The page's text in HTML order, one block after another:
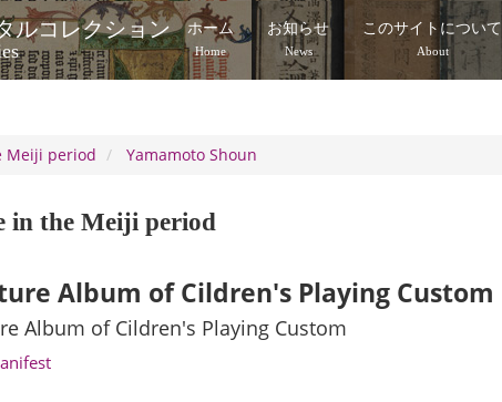
ルコレクション ホーム
Home
お知らせ
News
このサイトについて
About
Meiji period Yamamoto Shoun
in the Meiji period
Album of Cildren's Playing Custom
Album of Cildren's Playing Custom